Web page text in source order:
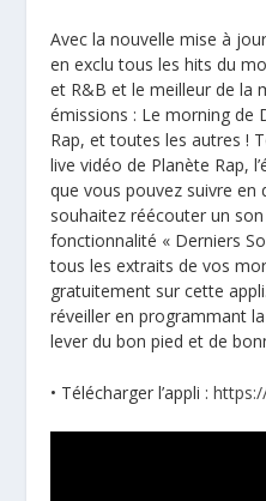
Avec la nouvelle mise à
en exclu tous les hits du
et R&B et le meilleur de la
émissions : Le morning de
Rap, et toutes les autres !
live vidéo de Planète Rap,
que vous pouvez suivre en
souhaitez réécouter un son
fonctionnalité « Derniers
tous les extraits de vos
gratuitement sur cette
réveiller en programmant
lever du bon pied et de
• Télécharger l’appli :